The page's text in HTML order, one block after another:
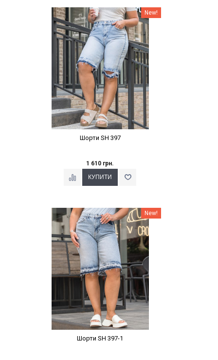
Наклейки Варіант з % New!
Шорти SH 397
1 610 грн.
Наклейки Варіант з % New!
Шорти SH 397-1